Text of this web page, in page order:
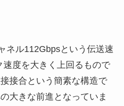
ネル112Gbpsという伝送速
速度を大きく上回るもので
接合という簡素な構造で
大きな前進となっていま